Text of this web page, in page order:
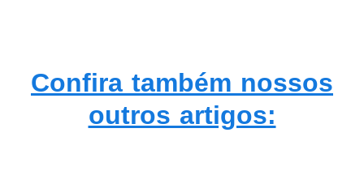
Confira também nossos
outros artigos: